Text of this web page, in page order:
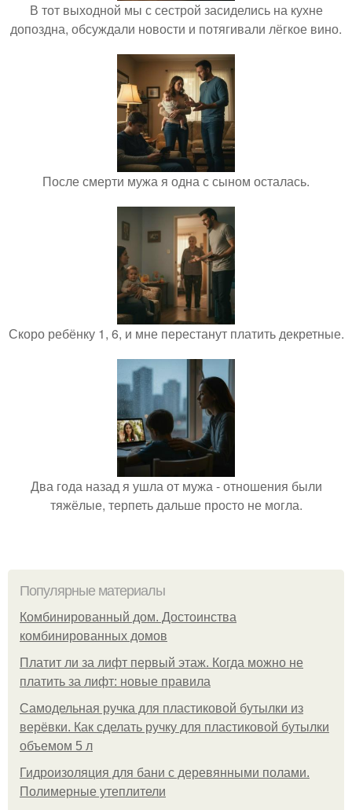
В тот выходной мы с сестрой засиделись на кухне
допоздна, обсуждали новости и потягивали лёгкое вино.
После смерти мужа я одна с сыном осталась.
Скоро ребёнку 1, 6, и мне перестанут платить декретные.
Два года назад я ушла от мужа - отношения были
тяжёлые, терпеть дальше просто не могла.
Популярные материалы
Комбинированный дом. Достоинства
комбинированных домов
Платит ли за лифт первый этаж. Когда можно не
платить за лифт: новые правила
Самодельная ручка для пластиковой бутылки из
верёвки. Как сделать ручку для пластиковой бутылки
объемом 5 л
Гидроизоляция для бани с деревянными полами.
Полимерные утеплители